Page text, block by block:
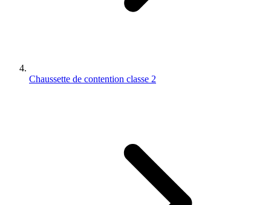
Chaussette de contention classe 2